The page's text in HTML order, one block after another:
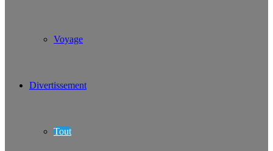
Voyage
Divertissement
Tout